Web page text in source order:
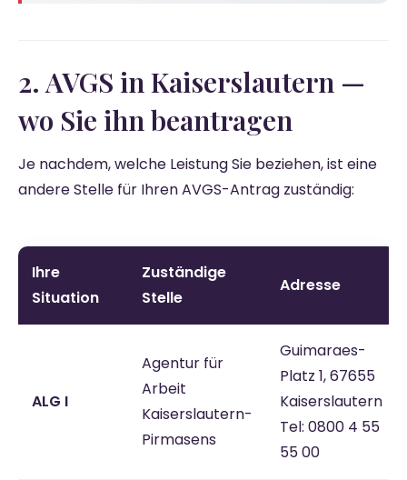
2. AVGS in Kaiserslautern —
wo Sie ihn beantragen
Je nachdem, welche Leistung Sie beziehen, ist eine
andere Stelle für Ihren AVGS-Antrag zuständig:
Ihre
Situation
Zuständige
Stelle
Adresse
ALG I
Agentur für
Arbeit
Kaiserslautern-
Pirmasens
Guimaraes-
Platz 1, 67655
Kaiserslautern
Tel: 0800 4 55
55 00